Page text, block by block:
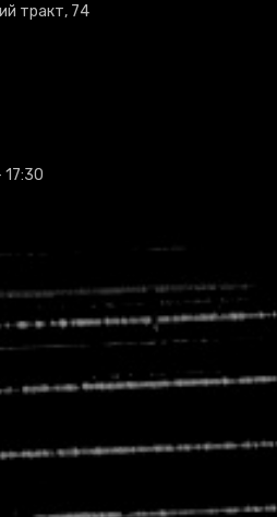
тракт, 74